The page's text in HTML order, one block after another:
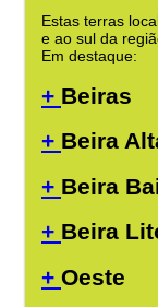
Estas terras
e ao sul da
Em destaque:
+ Beiras
+ Beira
+ Beira
+ Beira
+ Oeste